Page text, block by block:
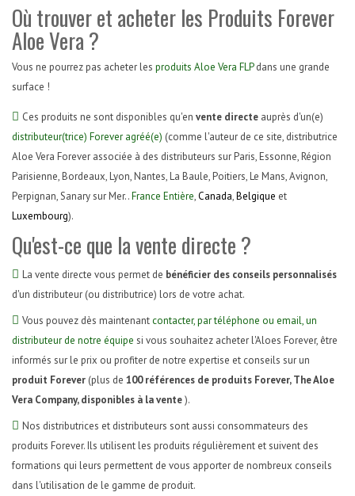
Où trouver et acheter les Produits Forever
Aloe Vera ?
Vous ne pourrez pas acheter les produits Aloe Vera FLPdans une grande
surface !
Ces produits ne sont disponibles qu'en vente directe auprès d'un(e)
distributeur(trice) Forever agréé(e) (comme l'auteur de ce site, distributrice
Aloe Vera Forever associée à des distributeurs sur Paris, Essonne, Région
Parisienne, Bordeaux, Lyon, Nantes, La Baule, Poitiers, Le Mans, Avignon,
Perpignan, Sanary sur Mer..France Entière,Canada,Belgique et
Luxembourg).
Qu'est-ce que la vente directe ?
La vente directe vous permet de bénéficier des conseils personnalisés
d'un distributeur (ou distributrice) lors de votre achat.
Vous pouvez dès maintenant contacter, par téléphone ou email, un
distributeur de notre équipe si vous souhaitez acheter l'Aloes Forever, être
informés sur le prix ou profiter de notre expertise et conseils sur un
produit Forever (plus de 100 références de produits Forever, The Aloe
Vera Company, disponibles à la vente).
Nos distributrices et distributeurs sont aussi consommateurs des
produits Forever. Ils utilisent les produits régulièrement et suivent des
formations qui leurs permettent de vous apporter de nombreux conseils
dans l'utilisation de le gamme de produit.